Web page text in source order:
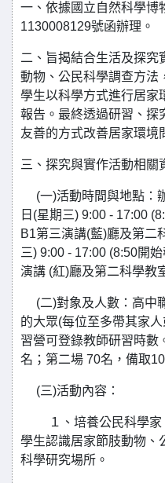
一、依據國立自然科學博
1130008129號函辦理。
二、旨揭結合生活及探究
動物、公民科學調查方法
學生以科學方式進行居家
報告。最終透過研習、探
友善的方式改善居家環境
三、探究與實作活動相關
(一)活動時間與地點：
日(星期三) 9:00 - 17:00
B1第三演講(藍)廳及第二
三) 9:00 - 17:00 (8:50開
演講 (紅)廳及第二科學教
(二)對象及人數：高中
的大眾(每位至多帶其家
習營可登錄教師研習時數
名；第二場 70名，備取10
(三)活動內容：
１、培養公民科學家
學生認識居家節肢動物、
科學研究場所。